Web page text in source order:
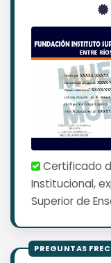
Certificado
Institucional,
Superior de